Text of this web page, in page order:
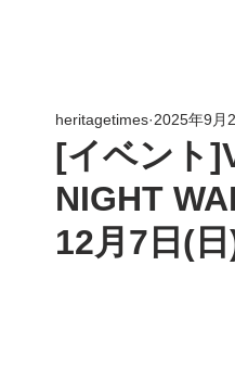
[イベント
NIGHT
12月7日(
heritagetimes 2025年9月